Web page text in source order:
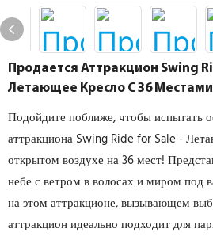
Продается Аттракцион Swing
Летающее Кресло С 36 Местами
Подойдите поближе, чтобы испытать
аттракциона Swing Ride for Sale -
открытом воздухе на 36 мест!
небе с ветром в волосах и миром под
на этом аттракционе, вызывающем
аттракцион идеально подходит для